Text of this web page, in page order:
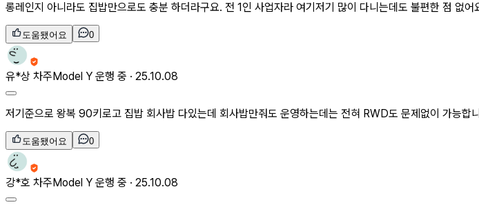
롱레인지 아니라도 집밥만으로도 충분 하더라구요. 전 1인 사업자라 여기저기 많이 다니는데도 불편한 점
도움됐어요 0
유*상 차주Model Y 운행 중 · 25.10.08
저기준으로 왕복 90키로고 집밥 회사밥 다있는데 회사밥만줘도 운영하는데는 전혀 RWD도 문제없이 가능
도움됐어요 0
강*호 차주Model Y 운행 중 · 25.10.08